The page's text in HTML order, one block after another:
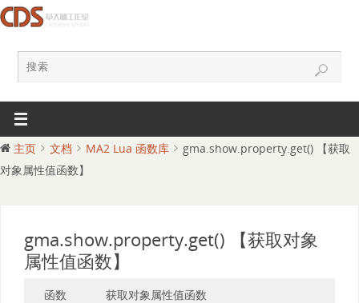
主页 文档 MA2 Lua 函数库
gma.show.property.get() 【获取
对象属性值函数】
gma.show.property.get() 【获取对象
属性值函数】
函数
获取对象属性值函数